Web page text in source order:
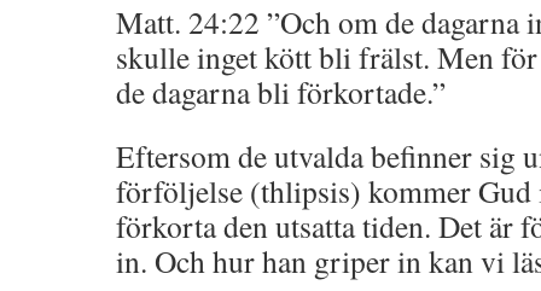
Matt. 24:22 ”Och om de dagarna
skulle inget kött bli frälst. Men
de dagarna bli förkortade.”
Eftersom de utvalda befinner sig
förföljelse (thlipsis) kommer Gud
förkorta den utsatta tiden. Det är
in. Och hur han griper in kan vi